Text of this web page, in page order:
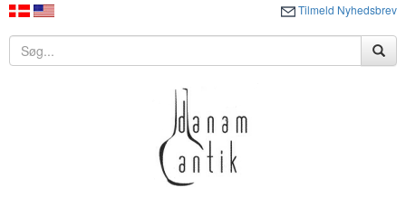
Tilmeld Nyhedsbrev